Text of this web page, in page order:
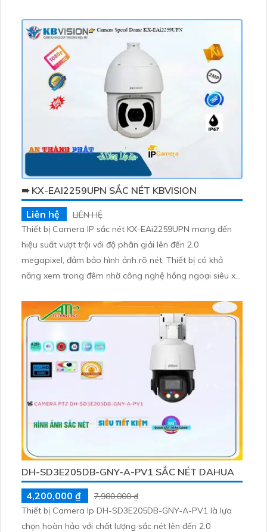
➠ KX-EAI2259UPN SẮC NÉT KBVISION
Liên hệ
LIÊN HỆ
Thiết bị Camera IP sắc nét KX-EAi2259UPN mang đến
hiệu suất vượt trội với độ phân giải lên đến 2.0
megapixel, đảm bảo hình ảnh rõ nét. Thiết bị có khả
năng xem trong đêm nhờ công nghệ hồng ngoại siêu xa,
sát mọi chi tiết một cách linh hoạt
DH-SD3E205DB-GNY-A-PV1 SẮC NÉT DAHUA
4,200,000 ₫
7,980,000 ₫
Thiết bị Camera Ip DH-SD3E205DB-GNY-A-PV1 là lựa
chọn hoàn hảo với chất lượng sắc nét lên đến 2.0